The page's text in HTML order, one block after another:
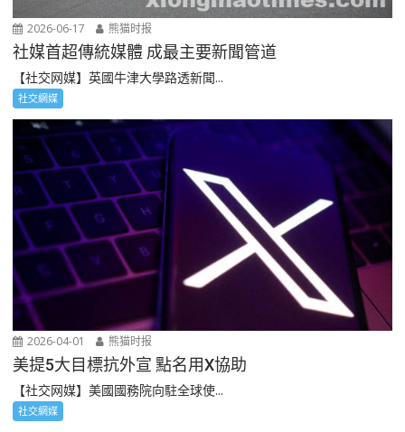
2026-06-17 熊猫时报
社媒首超傳統媒體 成最主要新聞管道
【社交网媒】英國牛津大學路透新聞...
社交網媒
2026-04-01 熊猫时报
美提5大目標抗外宣 點名用X協助
【社交网媒】美國國務院向駐全球使...
社交網媒